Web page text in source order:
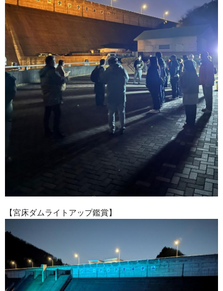
【宮床ダムライトアップ鑑賞】